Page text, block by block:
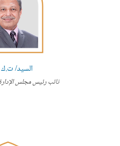
السيد/ ت.ك
نائب رئيس مجلس